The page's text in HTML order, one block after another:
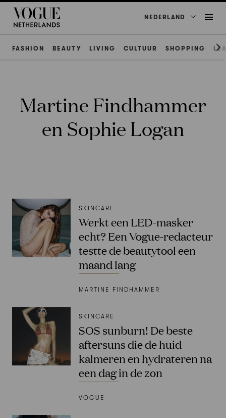
NEDERLAND
FASHION BEAUTY LIVING CULTUUR SHOPPING
Martine Findhammer
en Sophie Logan
SKINCARE
Werkt een LED-masker
echt? Een Vogue-redacteur
testte de beautytool een
maand lang
MARTINE FINDHAMMER
SKINCARE
SOS sunburn! De beste
aftersuns die de huid
kalmeren en hydrateren na
een dag in de zon
VOGUE